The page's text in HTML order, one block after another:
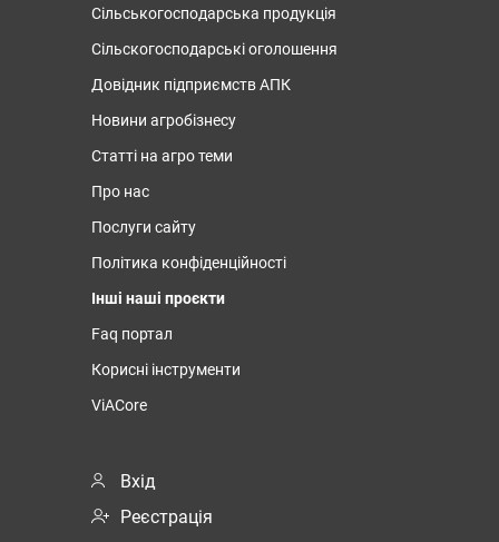
Сільськогосподарська продукція
Сільскогосподарські оголошення
Довідник підприємств АПК
Новини агробізнесу
Статті на агро теми
Про нас
Послуги сайту
Політика конфіденційності
Інші наші проєкти
Faq портал
Корисні інструменти
ViACore
Вхід
Реєстрація